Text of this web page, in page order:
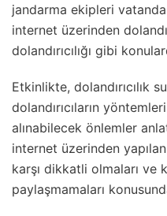
jandarma ekipleri
internet üzerinden
dolandırıcılığı gibi
Etkinlikte, dolandırıcılık
dolandırıcıların
alınabilecek önlemler
internet üzerinden
karşı dikkatli olmaları ve
paylaşmamaları